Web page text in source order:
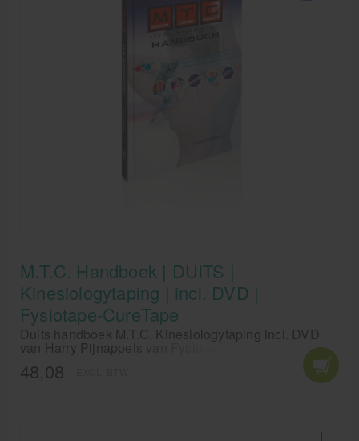
M.T.C. Handboek | DUITS |
Kinesiologytaping | incl. DVD |
Fysiotape-CureTape
Duits handboek M.T.C. Kinesiologytaping incl. DVD
van Harry Pijnappels van Fysiotape-CureTape.
48,08